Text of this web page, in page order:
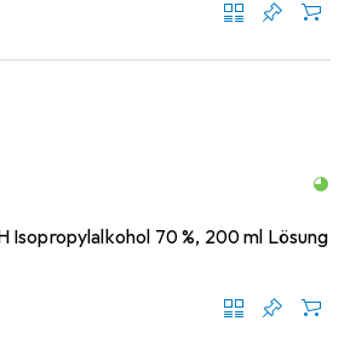
Isopropylalkohol 70 %, 200 ml Lösung